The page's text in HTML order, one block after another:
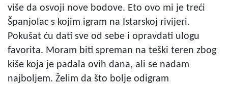
više da osvoji nove bodove. Eto ovo mi je treći
Španjolac s kojim igram na Istarskoj rivijeri.
Pokušat ću dati sve od sebe i opravdati ulogu
favorita. Moram biti spreman na teški teren zbog
kiše koja je padala ovih dana, ali se nadam
najboljem. Želim da što bolje odigram